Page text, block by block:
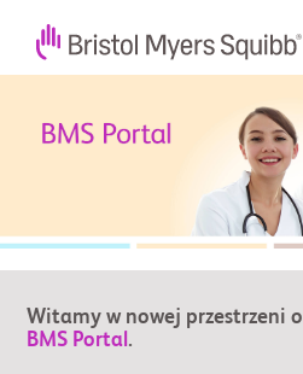
Witamy w nowej przestrzeni
BMS Portal .